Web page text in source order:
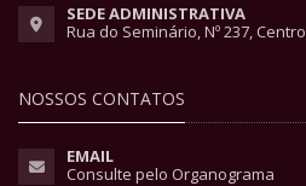
SEDE ADMINISTRATIVA
Rua do Seminário, Nº 237, Centro
NOSSOS CONTATOS
EMAIL
Consulte pelo Organograma